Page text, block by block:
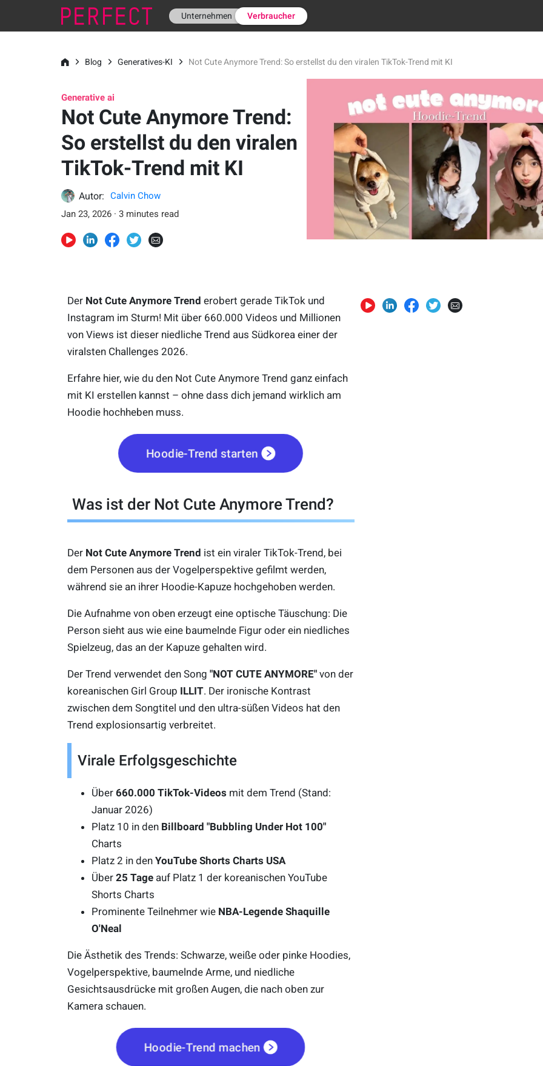
Unternehmen Verbraucher
Blog Generatives-KI Not Cute Anymore Trend: So erstellst du den viralen TikTok-Trend mit KI
Generative ai
Not Cute Anymore Trend:
So erstellst du den viralen
TikTok-Trend mit KI
Autor:
Calvin Chow
Jan 23, 2026 · 3 minutes read
Der Not Cute Anymore Trend erobert gerade TikTok und
Instagram im Sturm! Mit über 660.000 Videos und Millionen
von Views ist dieser niedliche Trend aus Südkorea einer der
viralsten Challenges 2026.
Erfahre hier, wie du den Not Cute Anymore Trend ganz einfach
mit KI erstellen kannst – ohne dass dich jemand wirklich am
Hoodie hochheben muss.
Hoodie-Trend starten
Was ist der Not Cute Anymore Trend?
Der Not Cute Anymore Trend ist ein viraler TikTok-Trend, bei
dem Personen aus der Vogelperspektive gefilmt werden,
während sie an ihrer Hoodie-Kapuze hochgehoben werden.
Die Aufnahme von oben erzeugt eine optische Täuschung: Die
Person sieht aus wie eine baumelnde Figur oder ein niedliches
Spielzeug, das an der Kapuze gehalten wird.
Der Trend verwendet den Song "NOT CUTE ANYMORE"von der
koreanischen Girl Group ILLIT. Der ironische Kontrast
zwischen dem Songtitel und den ultra-süßen Videos hat den
Trend explosionsartig verbreitet.
Virale Erfolgsgeschichte
Über 660.000 TikTok-Videos mit dem Trend (Stand:
Januar 2026)
Platz 10 in den Billboard "Bubbling Under Hot 100"
Charts
Platz 2 in den YouTube Shorts Charts USA
Über 25 Tageauf Platz 1 der koreanischen YouTube
Shorts Charts
Prominente Teilnehmer wie NBA-Legende Shaquille
O'Neal
Die Ästhetik des Trends: Schwarze, weiße oder pinke Hoodies,
Vogelperspektive, baumelnde Arme, und niedliche
Gesichtsausdrücke mit großen Augen, die nach oben zur
Kamera schauen.
Hoodie-Trend machen